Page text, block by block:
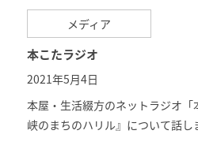
メディア
本こたラジオ
2021年5月4日
本屋・生活綴方のネットラジオ「
峡のまちのハリル』について話し